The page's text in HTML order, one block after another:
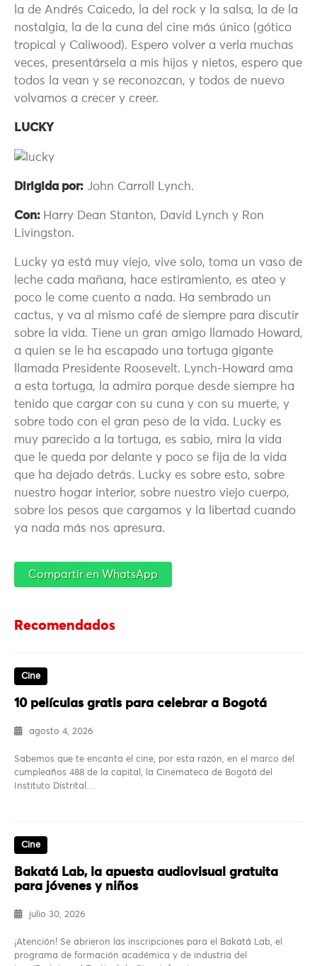
la de Andrés Caicedo, la del rock y la salsa, la de la
nostalgia, la de la cuna del cine más único (gótico
tropical y Caliwood). Espero volver a verla muchas
veces, presentársela a mis hijos y nietos, espero que
todos la vean y se reconozcan, y todos de nuevo
volvamos a crecer y creer.
LUCKY
Dirigida por: John Carroll Lynch.
Con: Harry Dean Stanton, David Lynch y Ron
Livingston.
Lucky ya está muy viejo, vive solo, toma un vaso de
leche cada mañana, hace estiramiento, es ateo y
poco le come cuento a nada. Ha sembrado un
cactus, y va al mismo café de siempre para discutir
sobre la vida. Tiene un gran amigo llamado Howard,
a quien se le ha escapado una tortuga gigante
llamada Presidente Roosevelt. Lynch-Howard ama
a esta tortuga, la admira porque desde siempre ha
tenido que cargar con su cuna y con su muerte, y
sobre todo con el gran peso de la vida. Lucky es
muy parecido a la tortuga, es sabio, mira la vida
que le queda por delante y poco se fija de la vida
que ha dejado detrás. Lucky es sobre esto, sobre
nuestro hogar interior, sobre nuestro viejo cuerpo,
sobre los pesos que cargamos y la libertad cuando
ya nada más nos apresura.
Compartir en WhatsApp
Recomendados
Cine
10 películas gratis para celebrar a Bogotá
agosto 4, 2026
Sabemos que te encanta el cine, por esta razón, en el marco del
cumpleaños 488 de la capital, la Cinemateca de Bogotá del
Instituto Distrital…
Cine
Bakatá Lab, la apuesta audiovisual gratuita
para jóvenes y niños
julio 30, 2026
¡Atención! Se abrieron las inscripciones para el Bakatá Lab, el
programa de formación académica y de industria del